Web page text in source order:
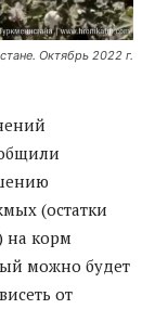
Октябрь 2022 г.
(остатки
на корм
можно будет
от